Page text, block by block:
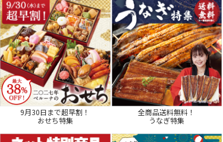
9月30日まで超早割！
おせち特集
全商品送料無料！
うなぎ特集